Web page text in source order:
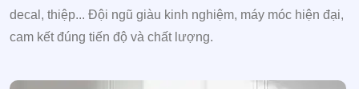
decal, thiệp... Đội ngũ giàu kinh nghiệm, máy móc hiện đại,
cam kết đúng tiến độ và chất lượng.